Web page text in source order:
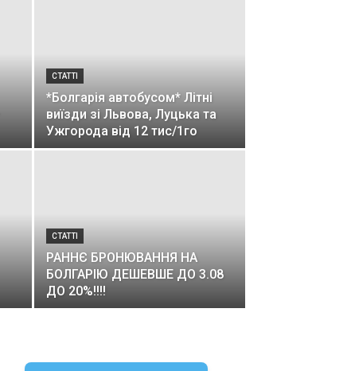
СТАТТІ
*Болгарія автобусом* Літні
виїзди зі Львова, Луцька та
Ужгорода від 12 тис/1го
СТАТТІ
РАННЄ БРОНЮВАННЯ НА
БОЛГАРІЮ ДЕШЕВШЕ ДО 3.08
ДО 20%!!!!